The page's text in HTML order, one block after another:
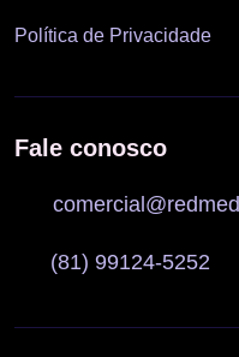
Política de Privacidade
Fale conosco
(81) 99124-5252